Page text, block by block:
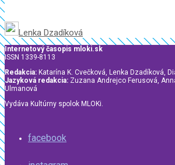
Lenka Dzadíková
Internetový časopis mloki.sk
ISSN 1339-8113
Redakcia: Katarína K. Cvečková, Lenka Dzadíková,
Jazyková redakcia: Zuzana Andrejco Ferusová,
Ulmanová
Vydáva Kultúrny spolok MLOKi.
facebook